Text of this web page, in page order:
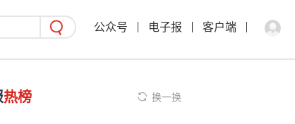
公众号 电子报 客户端
热榜 换一换